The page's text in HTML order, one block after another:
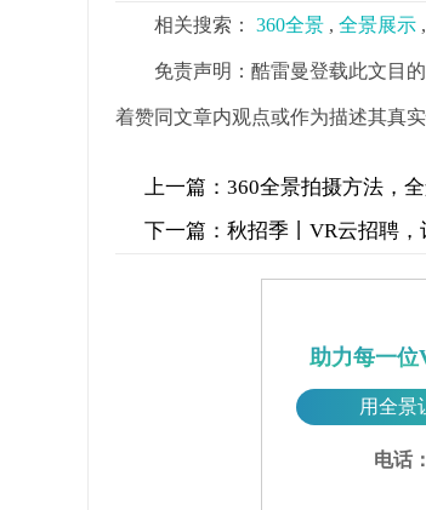
相关搜索： 360全景 , 全景展示 ,
免责声明：酷雷曼登载此文目
着赞同文章内观点或作为描述其真实
上一篇： 360全景拍摄方法，
下一篇： 秋招季丨VR云招聘，
助力每一位
用全景
电话